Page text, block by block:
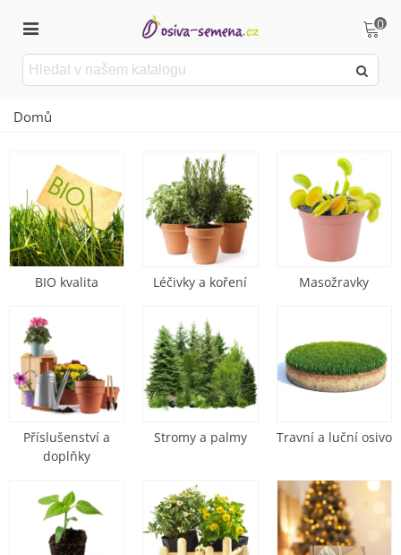
0
Domů
BIO kvalita Léčivky a koření Masožravky
Příslušenství a
doplňky
Stromy a palmy Travní a luční osivo